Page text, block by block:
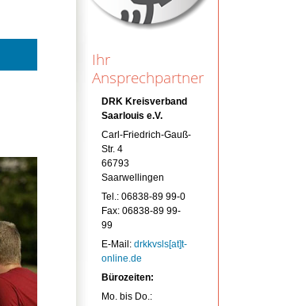
Ihr
Ansprechpartner
DRK Kreisverband
Saarlouis e.V.
Carl-Friedrich-Gauß-
Str. 4
66793
Saarwellingen
Tel.: 06838-89 99-0
Fax: 06838-89 99-
99
E-Mail: drkkvsls[at]t-
online.de
Bürozeiten:
Mo. bis Do.: